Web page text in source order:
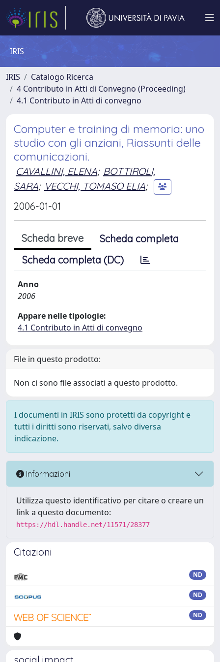
IRIS
IRIS
Catalogo Ricerca
4 Contributo in Atti di Convegno (Proceeding)
4.1 Contributo in Atti di convegno
Computer e training di memoria: uno
studio con gli anziani, Riassunti delle
comunicazioni.
CAVALLINI, ELENA; BOTTIROLI,
SARA; VECCHI, TOMASO ELIA;
2006-01-01
Scheda breve
Scheda completa
Scheda completa (DC)
Anno
2006
Appare nelle tipologie:
4.1 Contributo in Atti di convegno
File in questo prodotto:
Non ci sono file associati a questo prodotto.
I documenti in IRIS sono protetti da copyright e
tutti i diritti sono riservati, salvo diversa
indicazione.
Informazioni
Utilizza questo identificativo per citare o creare un
link a questo documento:
https://hdl.handle.net/11571/28377
Citazioni
ND
ND
ND